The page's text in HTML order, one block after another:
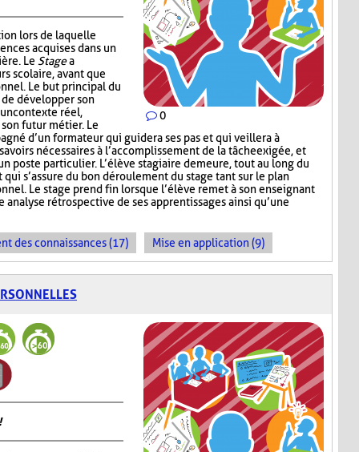
0
lors de laquelle
acquises dans un
Le Stagea
scolaire, avant que
Le but principal du
développer son
contexte réel,
futur métier. Le
d’un formateur qui guidera ses pas et qui veillera à
nécessaires à l’accomplissement de la tâche exigée, et
poste particulier. L’élève stagiaire demeure, tout au long du
s’assure du bon déroulement du stage tant sur le plan
Le stage prend fin lorsque l’élève remet à son enseignant
rétrospective de ses apprentissages ainsi qu’une
des connaissances (17) Mise en application (9)